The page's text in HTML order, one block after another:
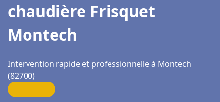
chaudière Frisquet
Montech
Intervention rapide et professionnelle à Montech
(82700)